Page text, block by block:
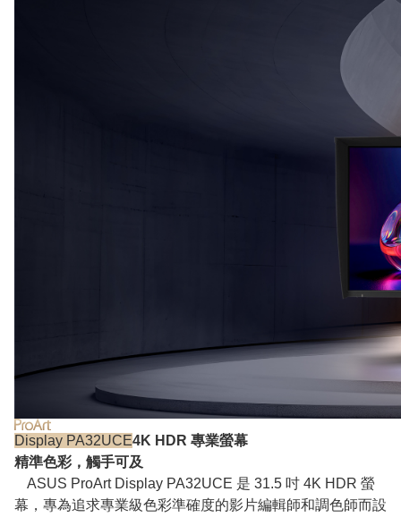
Display PA32UCE4K HDR 專業螢幕
精準色彩，觸手可及
ASUS ProArt Display PA32UCE 是 31.5 吋 4K HDR 螢
幕，專為追求專業級色彩準確度的影片編輯師和調色師而設